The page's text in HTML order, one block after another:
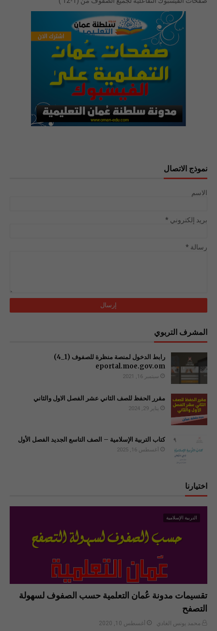
نموذج الاتصال
الاسم
بريد إلكتروني *
رسالة *
المشرف التربوي
رابط الدخول لمنصة منظرة للصفوف (1_4)
سبتمبر 16, 2021
مقرر الحفظ للصف الثاني عشر الفصل الاول والثاني
يناير 29, 2024
كتاب التربية الإسلامية – الصف التاسع الجديد الفصل الأول
أغسطس 16, 2025
اختيارنا
التربية الإسلامية
تقسيمات مدونة عُمان التعلمية حسب الصفوف لسهولة
التصفح
محمد يونس الغادي
أغسطس 10, 2020